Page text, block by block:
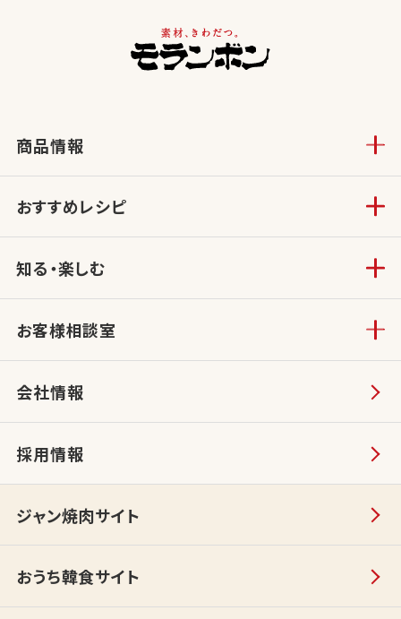
商品情報
おすすめレシピ
知る・楽しむ
お客様相談室
会社情報
採用情報
ジャン焼肉サイト
おうち韓食サイト